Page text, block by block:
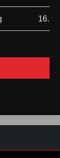
16.30